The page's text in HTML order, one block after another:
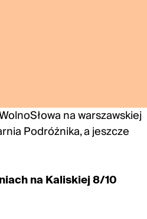
na warszawskiej
Podróżnika, a jeszcze
na Kaliskiej 8/10